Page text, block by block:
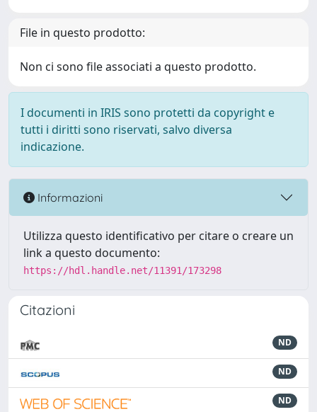
File in questo prodotto:
Non ci sono file associati a questo prodotto.
I documenti in IRIS sono protetti da copyright e
tutti i diritti sono riservati, salvo diversa
indicazione.
Informazioni
Utilizza questo identificativo per citare o creare un
link a questo documento:
https://hdl.handle.net/11391/173298
Citazioni
ND
ND
ND